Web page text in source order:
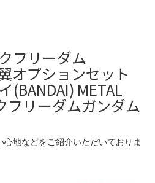
フリーダム
プションセット
(BANDAI) METAL
フリーダムガンダム
地などをご紹介いただいておりま